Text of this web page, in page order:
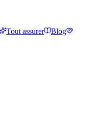
Tout assurer
Blog